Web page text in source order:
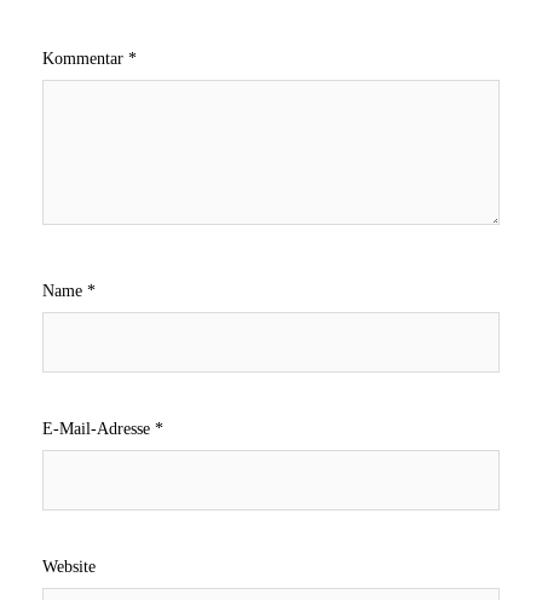
Kommentar *
Name *
E-Mail-Adresse *
Website